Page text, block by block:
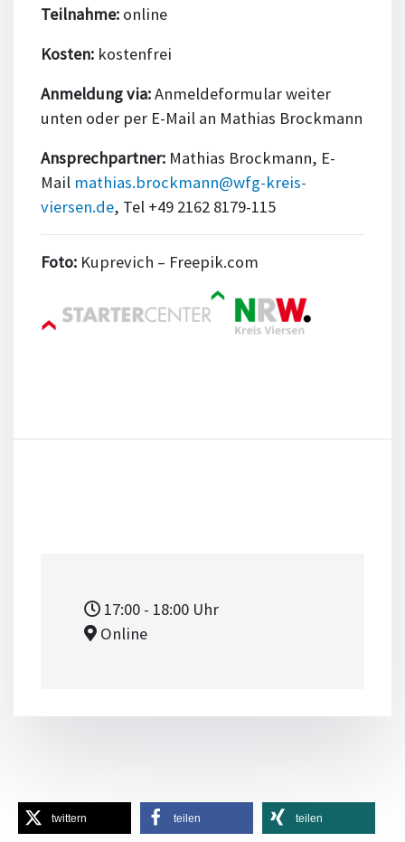
Teilnahme: online
Kosten: kostenfrei
Anmeldung via:Anmeldeformular weiter
unten oder per E-Mail an Mathias Brockmann
Ansprechpartner: Mathias Brockmann, E-
Mail mathias.brockmann@wfg-kreis-
viersen.de, Tel +49 2162 8179-115
Foto: Kuprevich – Freepik.com
17:00 - 18:00 Uhr
Online
twittern teilen teilen